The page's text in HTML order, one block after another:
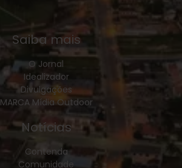
Saiba mais
O Jornal
Idealizador
Divulgações
MARCA Mídia Outdoor
Notícias
Contenda
Comunidade